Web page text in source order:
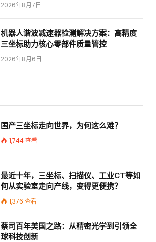
2026年8月7日
机器人谐波减速器检测解决方案：高精度
三坐标助力核心零部件质量管控
2026年8月6日
国产三坐标走向世界，为何这么难？
1,744查看
最近十年，三坐标、扫描仪、工业CT等如
何从实验室走向产线，变得更便携？
1,376 查看
蔡司百年美国之路：从精密光学到引领全
球科技创新